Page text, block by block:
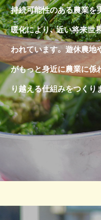
持続可能性のある農業を
暖化により、近い将来世
われています。遊休農地
がもっと身近に農業に係
り越える仕組みをつくり